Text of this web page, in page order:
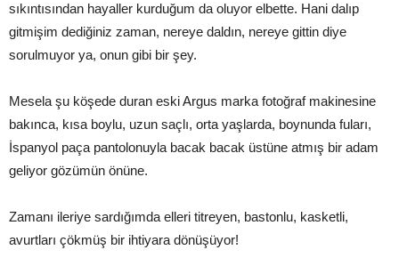
sıkıntısından hayaller kurduğum da oluyor elbette. Hani dalıp
gitmişim dediğiniz zaman, nereye daldın, nereye gittin diye
sorulmuyor ya, onun gibi bir şey.
Mesela şu köşede duran eski Argus marka fotoğraf makinesine
bakınca, kısa boylu, uzun saçlı, orta yaşlarda, boynunda fuları,
İspanyol paça pantolonuyla bacak bacak üstüne atmış bir adam
geliyor gözümün önüne.
Zamanı ileriye sardığımda elleri titreyen, bastonlu, kasketli,
avurtları çökmüş bir ihtiyara dönüşüyor!